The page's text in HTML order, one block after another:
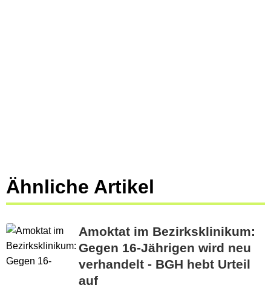
Ähnliche Artikel
Amoktat im Bezirksklinikum:
Gegen 16-Jährigen wird neu
verhandelt - BGH hebt Urteil
auf